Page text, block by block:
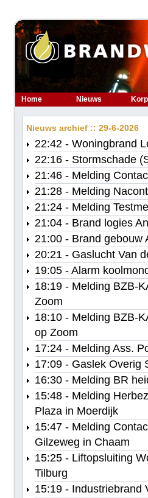
Home Nieuws
Nieuws archief :: 29-6-2026
22:42 - Woningbrand
22:16 - Stormschade
21:46 - Melding
21:28 - Melding
21:24 - Melding
21:04 - Brand logies
21:00 - Brand gebouw
20:21 - Gaslucht Van
19:05 - Alarm
18:19 - Melding BZB-
Zoom
18:10 - Melding BZB-
op Zoom
17:24 - Melding Ass.
17:09 - Gaslek Overig
16:30 - Melding BR
15:48 - Melding
Plaza in Moerdijk
15:47 - Melding
Gilzeweg in Chaam
15:25 - Liftopsluiting
Tilburg
15:19 - Industriebrand